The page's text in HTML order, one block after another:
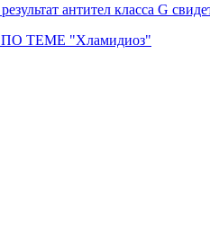
антител класса G
ТЕМЕ "Хламидиоз"